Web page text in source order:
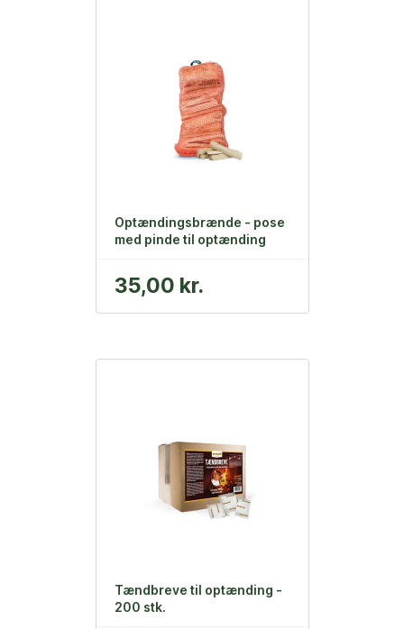
Optændingsbrænde - pose
med pinde til optænding
35,00 kr.
Tændbreve til optænding -
200 stk.